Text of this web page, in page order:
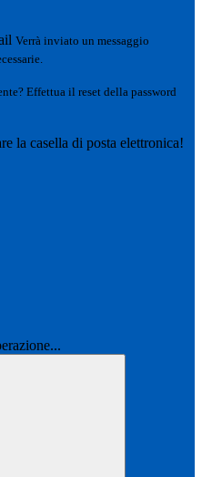
Verrà inviato un messaggio
Effettua il reset della password
la casella di posta elettronica!